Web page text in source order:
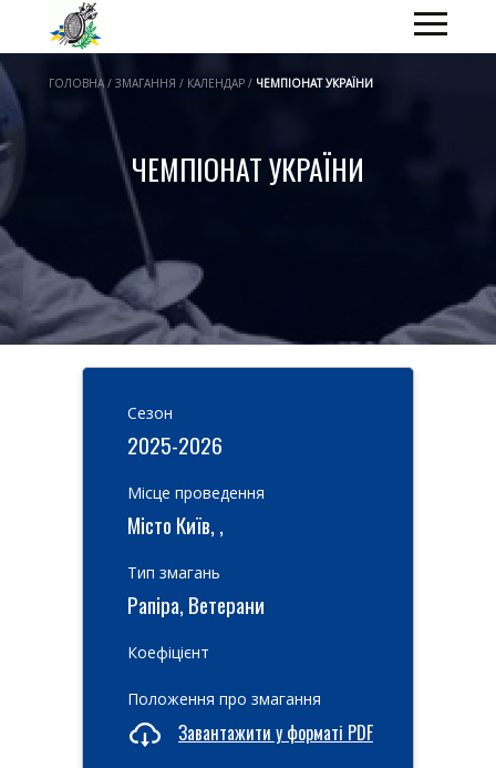
ГОЛОВНА / ЗМАГАННЯ / КАЛЕНДАР / ЧЕМПІОНАТ УКРАЇНИ
ЧЕМПІОНАТ УКРАЇНИ
Cезон
2025-2026
Місце проведення
Місто Київ, ,
Тип змагань
Рапіра, Ветерани
Коефіцієнт
Положення про змагання
Завантажити у форматі PDF